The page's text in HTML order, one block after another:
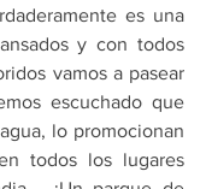
es una
y con todos
vamos a pasear
escuchado que
lo promocionan
todos los lugares